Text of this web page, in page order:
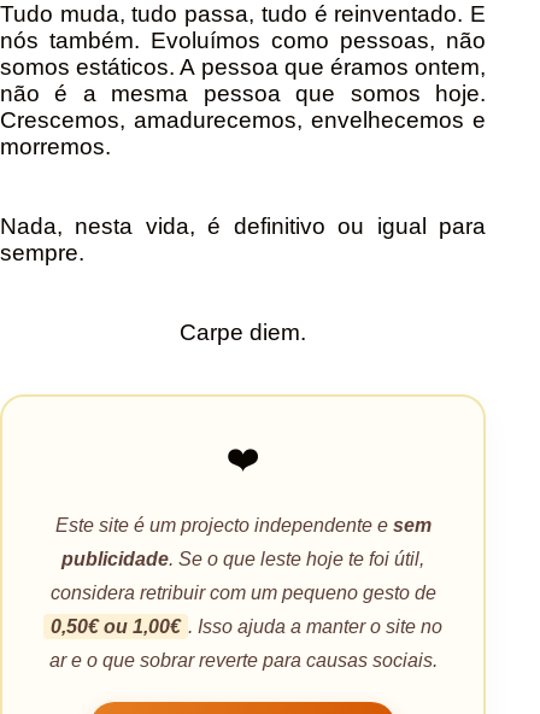
Tudo muda, tudo passa, tudo é reinventado. E
nós também. Evoluímos como pessoas, não
somos estáticos. A pessoa que éramos ontem,
não é a mesma pessoa que somos hoje.
Crescemos, amadurecemos, envelhecemos e
morremos.
Nada, nesta vida, é definitivo ou igual para
sempre.
Carpe diem.
❤️
Este site é um projecto independente e sem
publicidade. Se o que leste hoje te foi útil,
considera retribuir com um pequeno gesto de
0,50€ ou 1,00€ . Isso ajuda a manter o site no
ar e o que sobrar reverte para causas sociais.